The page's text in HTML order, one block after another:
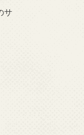
サ